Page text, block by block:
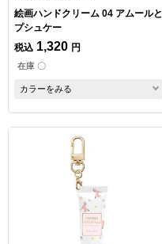
絵画ハンドクリーム 04 アムールと
プシュケー
税込 1,320 円
在庫 〇
カラーをみる